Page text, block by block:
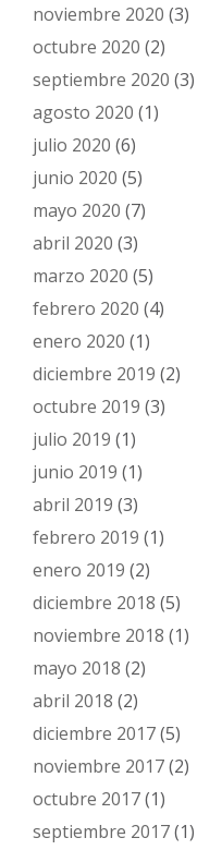
noviembre 2020 (3)
octubre 2020 (2)
septiembre 2020 (3)
agosto 2020 (1)
julio 2020 (6)
junio 2020 (5)
mayo 2020 (7)
abril 2020 (3)
marzo 2020 (5)
febrero 2020 (4)
enero 2020 (1)
diciembre 2019 (2)
octubre 2019 (3)
julio 2019 (1)
junio 2019 (1)
abril 2019 (3)
febrero 2019 (1)
enero 2019 (2)
diciembre 2018 (5)
noviembre 2018 (1)
mayo 2018 (2)
abril 2018 (2)
diciembre 2017(5)
noviembre 2017(2)
octubre 2017(1)
septiembre 2017(1)